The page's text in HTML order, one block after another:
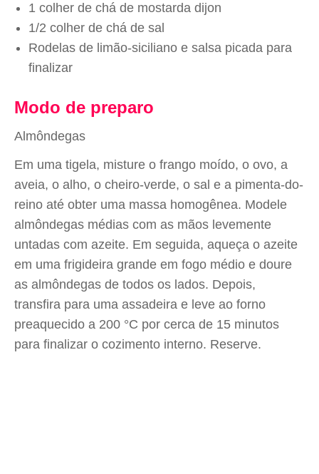
1 colher de chá de mostarda dijon
1/2 colher de chá de sal
Rodelas de limão-siciliano e salsa picada para
finalizar
Modo de preparo
Almôndegas
Em uma tigela, misture o frango moído, o ovo, a
aveia, o alho, o cheiro-verde, o sal e a pimenta-do-
reino até obter uma massa homogênea. Modele
almôndegas médias com as mãos levemente
untadas com azeite. Em seguida, aqueça o azeite
em uma frigideira grande em fogo médio e doure
as almôndegas de todos os lados. Depois,
transfira para uma assadeira e leve ao forno
preaquecido a 200 °C por cerca de 15 minutos
para finalizar o cozimento interno. Reserve.